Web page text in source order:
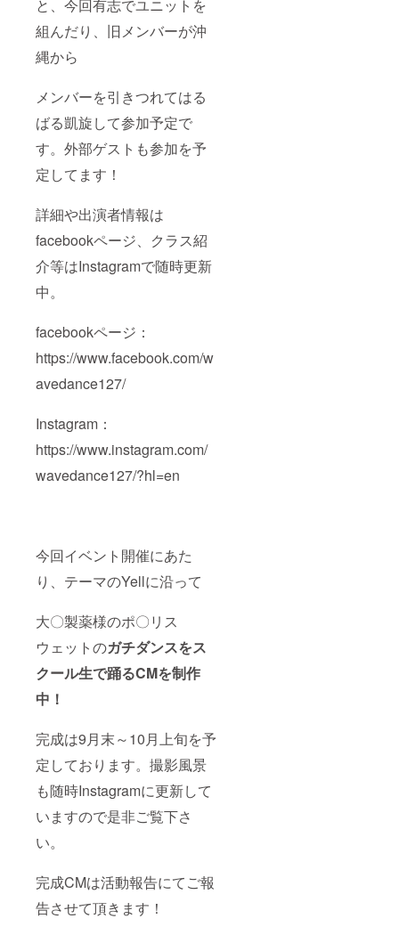
と、今回有志でユニットを
組んだり、旧メンバーが沖
縄から
メンバーを引きつれてはる
ばる凱旋して参加予定で
す。外部ゲストも参加を予
定してます！
詳細や出演者情報は
facebookページ、クラス紹
介等はInstagramで随時更新
中。
facebookページ：
https://www.facebook.com/w
avedance127/
Instagram：
https://www.instagram.com/
wavedance127/?hl=en
今回イベント開催にあた
り、テーマのYellに沿って
大〇製薬様のポ〇リス
ウェットのガチダンスをス
クール生で踊るCMを制作
中！
完成は9月末～10月上旬を予
定しております。撮影風景
も随時Instagramに更新して
いますので是非ご覧下さ
い。
完成CMは活動報告にてご報
告させて頂きます！